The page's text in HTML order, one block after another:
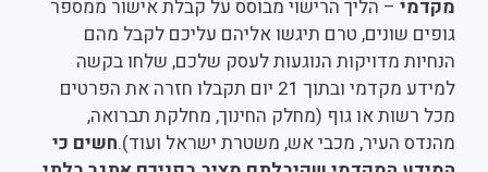
מקדמי – הליך הרישוי מבוסס על קבלת אישור ממספר
גופים שונים, טרם תיגשו אליהם עליכם לקבל מהם
הנחיות מדויקות הנוגעות לעסק שלכם, שלחו בקשה
למידע מקדמי ובתוך 21 יום תקבלו חזרה את הפרטים
מכל רשות או גוף (מחלק החינוך, מחלקת תברואה,
מהנדס העיר, מכבי אש, משטרת ישראל ועוד).חשים כי